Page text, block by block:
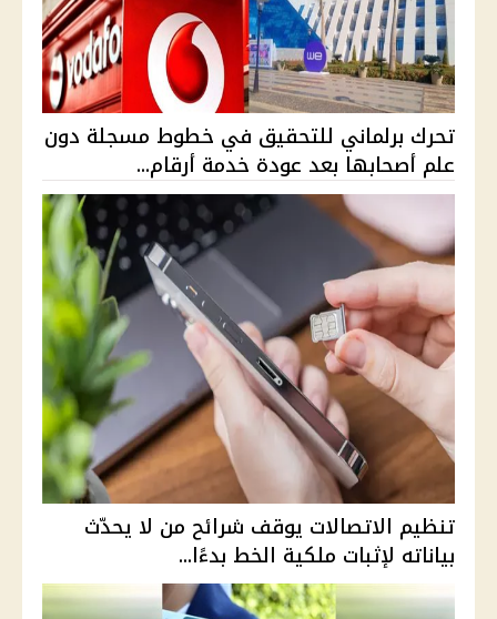
تحرك برلماني للتحقيق في خطوط مسجلة دون
علم أصحابها بعد عودة خدمة أرقام...
تنظيم الاتصالات يوقف شرائح من لا يحدّث
بياناته لإثبات ملكية الخط بدءًا...